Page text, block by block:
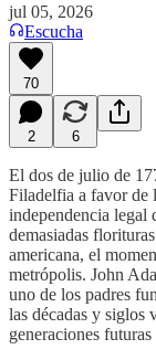
jul 05, 2026
Escucha
70
2 6
El dos de julio de
Filadelfia a favor de
independencia legal
demasiadas
americana, el
metrópolis. John
uno de los padres
las décadas y siglos
generaciones